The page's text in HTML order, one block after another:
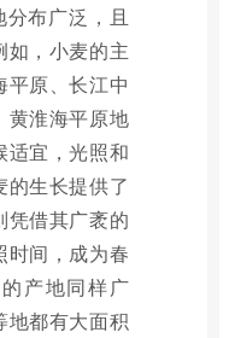
布广泛，且
如，小麦的主
平原、长江中
黄淮海平原地
适宜，光照和
的生长提供了
凭借其广袤的
时间，成为春
产地同样广
地都有大面积